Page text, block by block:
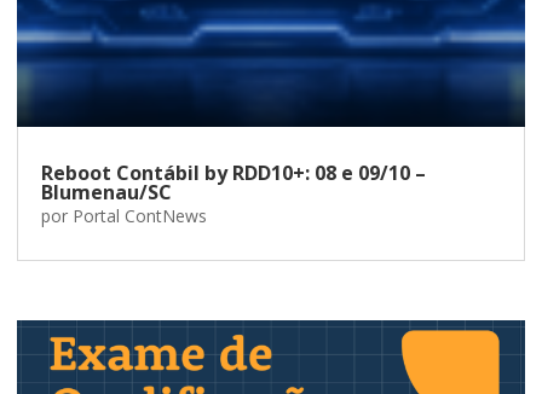
Reboot Contábil by RDD10+: 08 e 09/10 –
Blumenau/SC
por Portal ContNews